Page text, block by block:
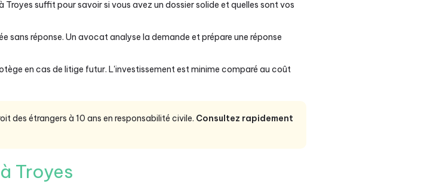
suffit pour savoir si vous avez un dossier solide et quelles sont vos
sans réponse. Un avocat analyse la demande et prépare une réponse
en cas de litige futur. L'investissement est minime comparé au coût
des étrangers à 10 ans en responsabilité civile. Consultez rapidement
Troyes